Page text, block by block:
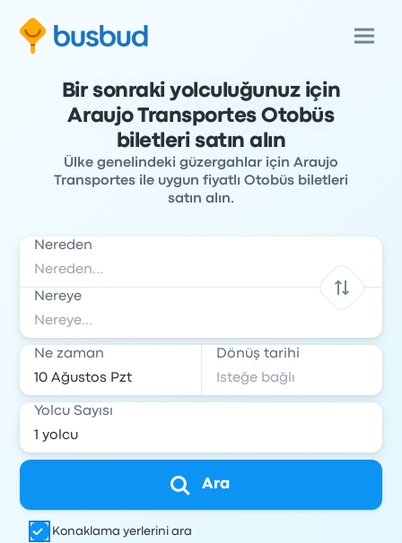
Bir sonraki yolculuğunuz için
Araujo Transportes Otobüs
biletleri satın alın
Ülke genelindeki güzergahlar için Araujo
Transportes ile uygun fiyatlı Otobüs biletleri
satın alın.
Nereden
Nereye
Ne zaman Dönüş tarihi
Yolcu Sayısı
Ara
Konaklama yerlerini ara